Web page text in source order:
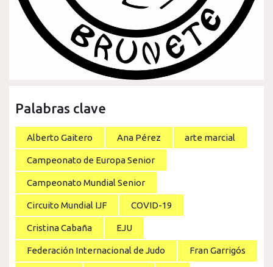
Palabras clave
Alberto Gaitero Ana Pérez arte marcial
Campeonato de Europa Senior
Campeonato Mundial Senior
Circuito Mundial IJF COVID-19
Cristina Cabaña EJU
Federación Internacional de Judo Fran Garrigós